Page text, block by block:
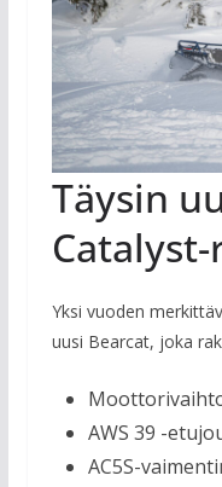
Täysin
Yksi vuoden
uusi Bearcat, joka
AWS 39 -
AC5S-